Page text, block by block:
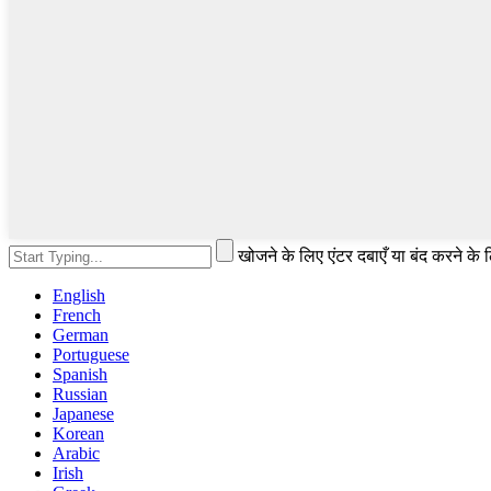
खोजने के लिए एंटर दबाएँ या बंद करने के
English
French
German
Portuguese
Spanish
Russian
Japanese
Korean
Arabic
Irish